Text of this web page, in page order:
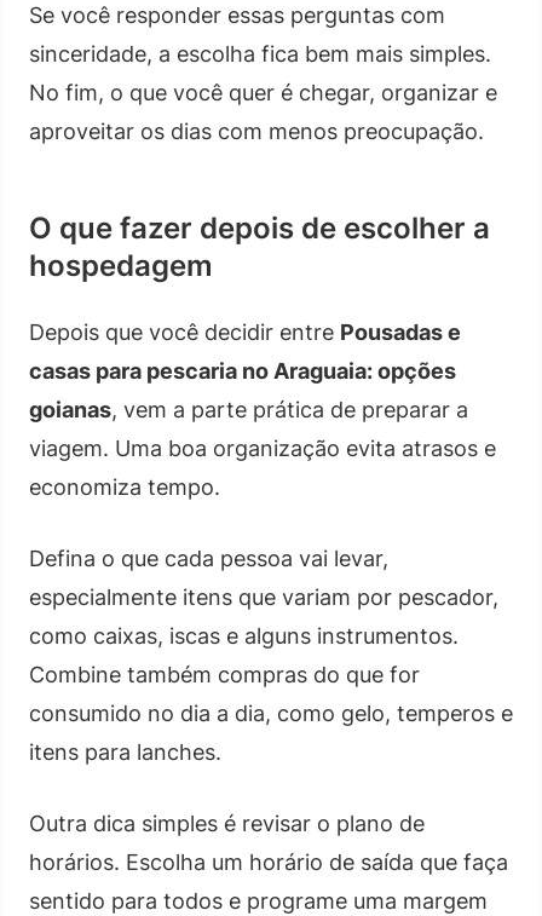
Se você responder essas perguntas com
sinceridade, a escolha fica bem mais simples.
No fim, o que você quer é chegar, organizar e
aproveitar os dias com menos preocupação.
O que fazer depois de escolher a
hospedagem
Depois que você decidir entre Pousadas e
casas para pescaria no Araguaia: opções
goianas, vem a parte prática de preparar a
viagem. Uma boa organização evita atrasos e
economiza tempo.
Defina o que cada pessoa vai levar,
especialmente itens que variam por pescador,
como caixas, iscas e alguns instrumentos.
Combine também compras do que for
consumido no dia a dia, como gelo, temperos e
itens para lanches.
Outra dica simples é revisar o plano de
horários. Escolha um horário de saída que faça
sentido para todos e programe uma margem